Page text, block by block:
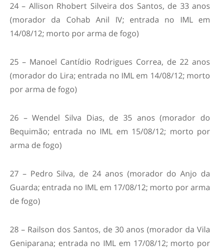
24 – Allison Rhobert Silveira dos Santos, de 33 anos
(morador da Cohab Anil IV; entrada no IML em
14/08/12; morto por arma de fogo)
25 – Manoel Cantídio Rodrigues Correa, de 22 anos
(morador do Lira; entrada no IML em 14/08/12; morto
por arma de fogo)
26 – Wendel Silva Dias, de 35 anos (morador do
Bequimão; entrada no IML em 15/08/12; morto por
arma de fogo)
27 – Pedro Silva, de 24 anos (morador do Anjo da
Guarda; entrada no IML em 17/08/12; morto por arma
de fogo)
28 – Railson dos Santos, de 30 anos (morador da Vila
Geniparana; entrada no IML em 17/08/12; morto por